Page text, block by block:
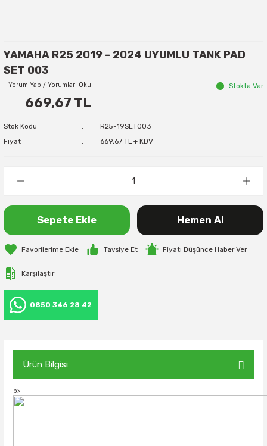
YAMAHA R25 2019 - 2024 UYUMLU TANK PAD
SET 003
Yorum Yap / Yorumları Oku Stokta Var
669,67 TL
Stok Kodu
R25-19SET003
Fiyat
669,67 TL + KDV
Sepete Ekle Hemen Al
Tavsiye Et Fiyatı Düşünce Haber Ver
Karşılaştır
0850 346 28 42
Ürün Bilgisi
p>